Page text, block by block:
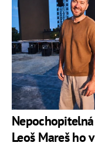
Leoš Mareš ho